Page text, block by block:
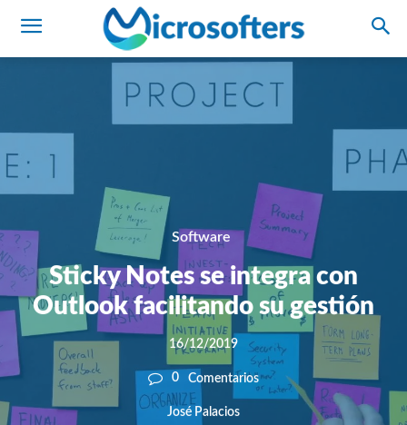
Software
Sticky Notes se integra con
Outlook facilitando su gestión
16/12/2019
0 Comentarios
José Palacios